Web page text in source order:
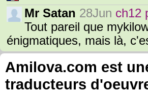
Mr Satan 28Jun ch12
Tout pareil que
énigmatiques, mais là,
Amilova.com est
traducteurs